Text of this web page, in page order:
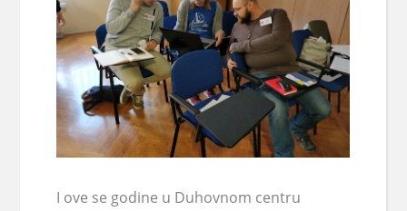
I ove se godine u Duhovnom centru